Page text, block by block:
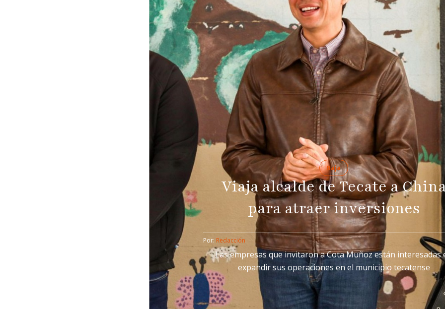
Baja
Viaja alcalde de Tecate a
para atraer inversiones
Por: Redacción
Las empresas que invitaron a Cota Muñoz están interesadas
expandir sus operaciones en el municipio tecatense